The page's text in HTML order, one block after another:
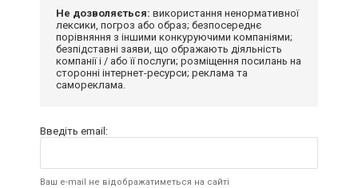
Не дозволяється: використання ненормативної
лексики, погроз або образ; безпосереднє
порівняння з іншими конкуруючими компаніями;
безпідставні заяви, що ображають діяльність
компанії і / або її послуги; розміщення посилань на
сторонні інтернет-ресурси; реклама та
самореклама.
Введіть email:
Ваш e-mail не відображатиметься на сайті